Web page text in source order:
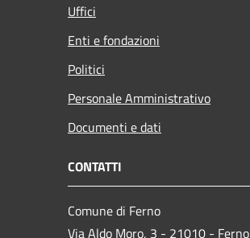
Uffici
Enti e fondazioni
Politici
Personale Amministrativo
Documenti e dati
CONTATTI
Comune di Ferno
Via Aldo Moro, 3 - 21010 - Ferno